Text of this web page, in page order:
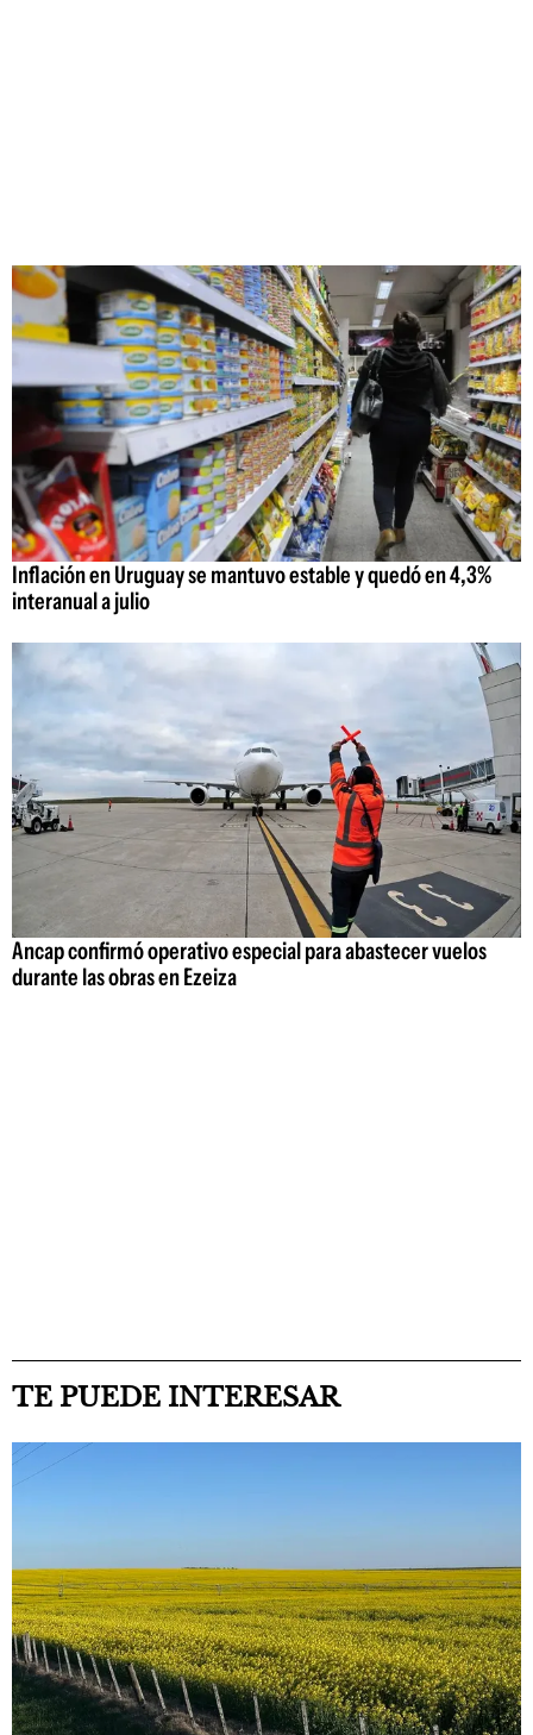
Inflación en Uruguay se mantuvo estable y quedó en 4,3%
interanual a julio
Ancap confirmó operativo especial para abastecer vuelos
durante las obras en Ezeiza
TE PUEDE INTERESAR